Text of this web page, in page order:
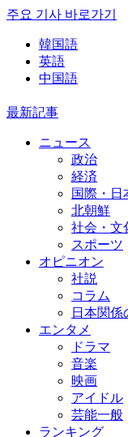
주요 기사 바로가기
韓国語
英語
中国語
最新記事
ニュース
政治
経済
国際・日
北朝鮮
社会・文
スポーツ
オピニオン
社説
コラム
日本関係
エンタメ
ドラマ
音楽
映画
アイドル
芸能一般
ランキング